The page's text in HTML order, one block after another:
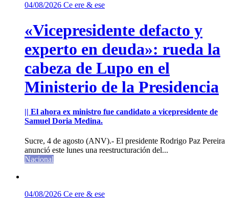
04/08/2026 Ce ere & ese
«Vicepresidente defacto y
experto en deuda»: rueda la
cabeza de Lupo en el
Ministerio de la Presidencia
|| El ahora ex ministro fue candidato a vicepresidente de
Samuel Doria Medina.
Sucre, 4 de agosto (ANV).- El presidente Rodrigo Paz Pereira
anunció este lunes una reestructuración del...
Nacional
04/08/2026 Ce ere & ese